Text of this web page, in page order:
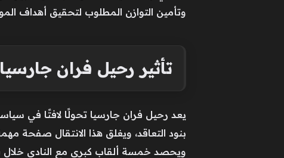
وتأمين التوازن المطلوب لتحقيق أهداف
تأثير رحيل فران
يعد رحيل فران جارسيا تحولًا لافتًا في
ويحصد خمسة ألقاب كبرى مع النادي